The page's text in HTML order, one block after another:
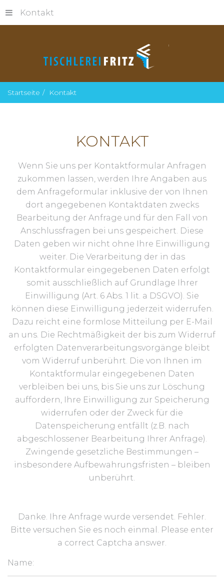
Kontakt
Startseite Kontakt
KONTAKT
Wenn Sie uns per Kontaktformular Anfragen
zukommen lassen, werden Ihre Angaben aus
dem Anfrageformular inklusive der von Ihnen
dort angegebenen Kontaktdaten zwecks
Bearbeitung der Anfrage und für den Fall von
Anschlussfragen bei uns gespeichert. Diese
Daten geben wir nicht ohne Ihre Einwilligung
weiter. Die Verarbeitung der in das
Kontaktformular eingegebenen Daten erfolgt
somit ausschließlich auf Grundlage Ihrer
Einwilligung (Art. 6 Abs. 1 lit. a DSGVO). Sie
können diese Einwilligung jederzeit widerrufen.
Dazu reicht eine formlose Mitteilung per E-Mail
an uns. Die Rechtmäßigkeit der bis zum Widerruf
erfolgten Datenverarbeitungsvorgänge bleibt
vom Widerruf unberührt. Die von Ihnen im
Kontaktformular eingegebenen Daten
verbleiben bei uns, bis Sie uns zur Löschung
auffordern, Ihre Einwilligung zur Speicherung
widerrufen oder der Zweck für die
Datenspeicherung entfällt (z.B. nach
abgeschlossener Bearbeitung Ihrer Anfrage).
Zwingende gesetzliche Bestimmungen –
insbesondere Aufbewahrungsfristen – bleiben
unberührt.
Danke. Ihre Anfrage wurde versendet. Fehler.
Bitte versuchen Sie es noch einmal. Please enter
a correct Captcha answer.